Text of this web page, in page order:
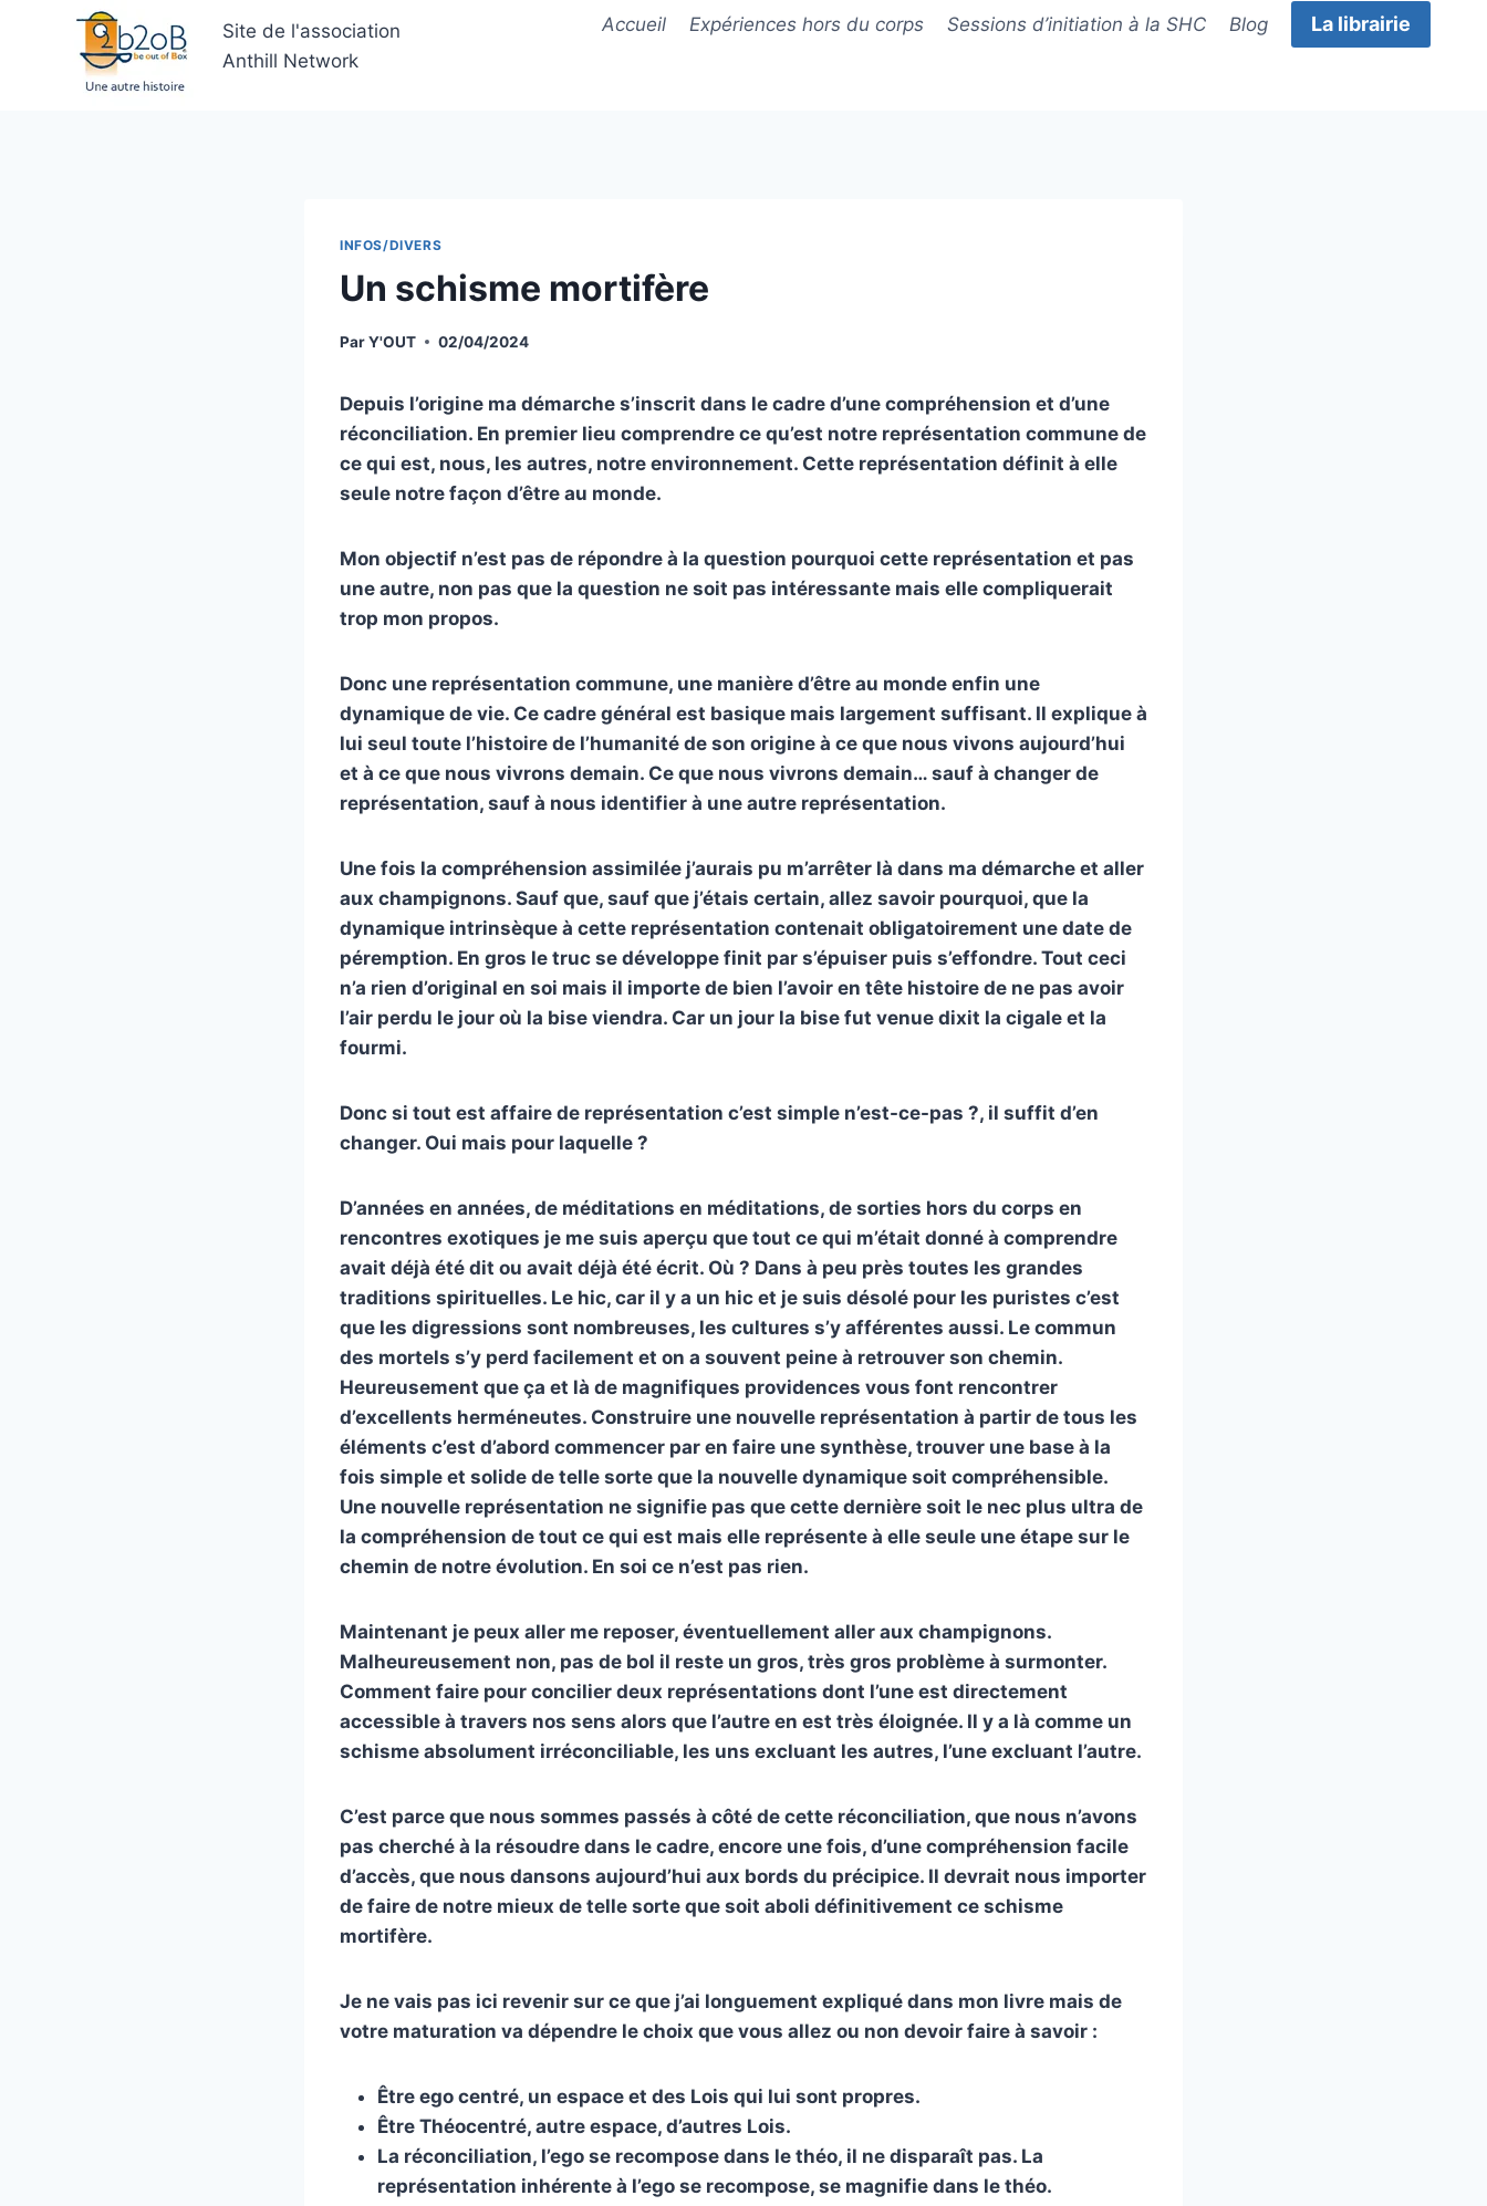
Site de l'association
Anthill Network
Accueil Expériences hors du corps Sessions d’initiation à la SHC Blog La librairie
INFOS/DIVERS
Un schisme mortifère
ParY'OUT 02/04/2024
Depuis l’origine ma démarche s’inscrit dans le cadre d’une compréhension et d’une
réconciliation. En premier lieu comprendre ce qu’est notre représentation commune de
ce qui est, nous, les autres, notre environnement. Cette représentation définit à elle
seule notre façon d’être au monde.
Mon objectif n’est pas de répondre à la question pourquoi cette représentation et pas
une autre, non pas que la question ne soit pas intéressante mais elle compliquerait
trop mon propos.
Donc une représentation commune, une manière d’être au monde enfin une
dynamique de vie. Ce cadre général est basique mais largement suffisant. Il explique à
lui seul toute l’histoire de l’humanité de son origine à ce que nous vivons aujourd’hui
et à ce que nous vivrons demain. Ce que nous vivrons demain… sauf à changer de
représentation, sauf à nous identifier à une autre représentation.
Une fois la compréhension assimilée j’aurais pu m’arrêter là dans ma démarche et aller
aux champignons. Sauf que, sauf que j’étais certain, allez savoir pourquoi, que la
dynamique intrinsèque à cette représentation contenait obligatoirement une date de
péremption. En gros le truc se développe finit par s’épuiser puis s’effondre. Tout ceci
n’a rien d’original en soi mais il importe de bien l’avoir en tête histoire de ne pas avoir
l’air perdu le jour où la bise viendra. Car un jour la bise fut venue dixit la cigale et la
fourmi.
Donc si tout est affaire de représentation c’est simple n’est-ce-pas ?, il suffit d’en
changer. Oui mais pour laquelle ?
D’années en années, de méditations en méditations, de sorties hors du corps en
rencontres exotiques je me suis aperçu que tout ce qui m’était donné à comprendre
avait déjà été dit ou avait déjà été écrit. Où ? Dans à peu près toutes les grandes
traditions spirituelles. Le hic, car il y a un hic et je suis désolé pour les puristes c’est
que les digressions sont nombreuses, les cultures s’y afférentes aussi. Le commun
des mortels s’y perd facilement et on a souvent peine à retrouver son chemin.
Heureusement que ça et là de magnifiques providences vous font rencontrer
d’excellents herméneutes. Construire une nouvelle représentation à partir de tous les
éléments c’est d’abord commencer par en faire une synthèse, trouver une base à la
fois simple et solide de telle sorte que la nouvelle dynamique soit compréhensible.
Une nouvelle représentation ne signifie pas que cette dernière soit le nec plus ultra de
la compréhension de tout ce qui est mais elle représente à elle seule une étape sur le
chemin de notre évolution. En soi ce n’est pas rien.
Maintenant je peux aller me reposer, éventuellement aller aux champignons.
Malheureusement non, pas de bol il reste un gros, très gros problème à surmonter.
Comment faire pour concilier deux représentations dont l’une est directement
accessible à travers nos sens alors que l’autre en est très éloignée. Il y a là comme un
schisme absolument irréconciliable, les uns excluant les autres, l’une excluant l’autre.
C’est parce que nous sommes passés à côté de cette réconciliation, que nous n’avons
pas cherché à la résoudre dans le cadre, encore une fois, d’une compréhension facile
d’accès, que nous dansons aujourd’hui aux bords du précipice. Il devrait nous importer
de faire de notre mieux de telle sorte que soit aboli définitivement ce schisme
mortifère.
Je ne vais pas ici revenir sur ce que j’ai longuement expliqué dans mon livre mais de
votre maturation va dépendre le choix que vous allez ou non devoir faire à savoir :
Être ego centré, un espace et des Lois qui lui sont propres.
Être Théocentré, autre espace, d’autres Lois.
La réconciliation, l’ego se recompose dans le théo, il ne disparaît pas. La
représentation inhérente à l’ego se recompose, se magnifie dans le théo.